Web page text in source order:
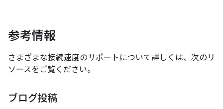
参考情報
さまざまな接続速度のサポートについて詳しくは、次のリ
ソースをご覧ください。
ブログ投稿